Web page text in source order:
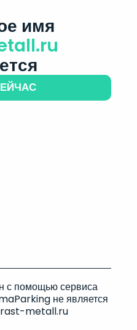
имя
с помощью сервиса
не является
metall.ru